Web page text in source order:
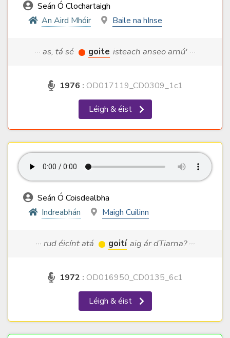
Seán Ó Clochartaigh
An Aird Mhóir
Baile na hInse
··· as, tá sé goite isteach anseo arnú' ···
1976 : OD017119_CD0309_1c1
Léigh & éist
Seán Ó Coisdealbha
Indreabhán
Maigh Cuilinn
··· rud éicínt atá goití aig ár dTiarna? ···
1972 : OD016950_CD0135_6c1
Léigh & éist